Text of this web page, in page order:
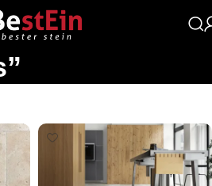
“Travertin